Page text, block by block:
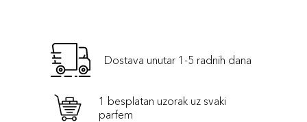
Dostava unutar 1-5 radnih dana
1 besplatan uzorak uz svaki
parfem